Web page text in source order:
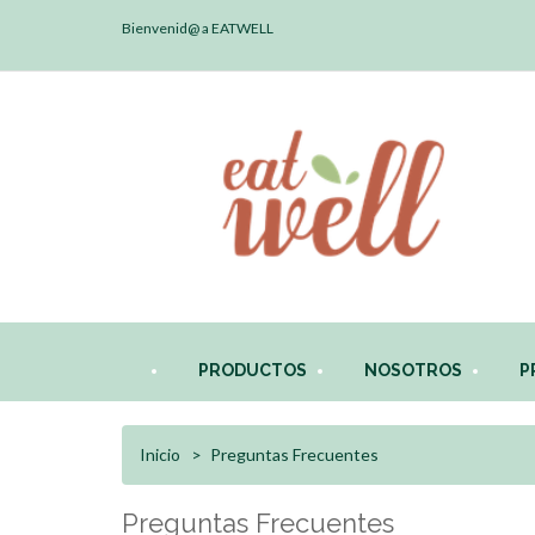
Bienvenid@ a EATWELL
PRODUCTOS NOSOTROS
Inicio Preguntas Frecuentes
Preguntas Frecuentes